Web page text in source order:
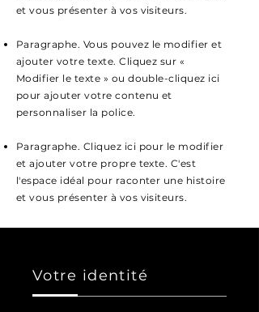
et vous présenter à vos visiteurs.
Paragraphe. Vous pouvez le modifier et
ajouter votre texte. Cliquez sur «
Modifier le texte » ou double-cliquez ici
pour ajouter votre contenu et
personnaliser la police.
Paragraphe. Cliquez ici pour le modifier
et ajouter votre propre texte. C'est
l'espace idéal pour raconter une histoire
et vous présenter à vos visiteurs.
Votre identité